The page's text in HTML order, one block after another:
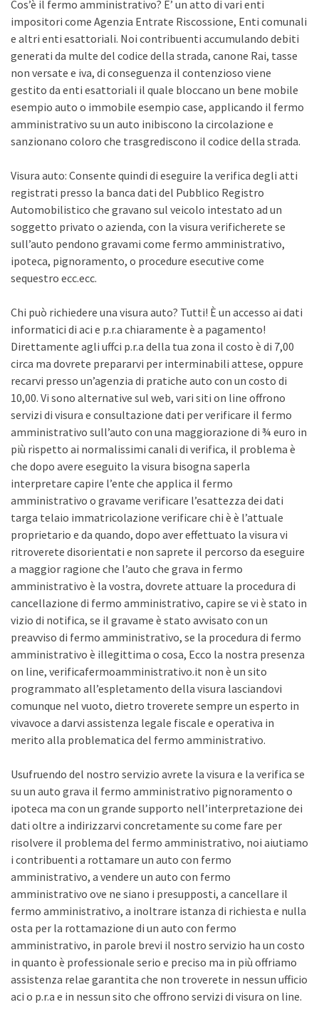
Cos’è il fermo amministrativo? E’ un atto di vari enti
impositori come Agenzia Entrate Riscossione, Enti comunali
e altri enti esattoriali. Noi contribuenti accumulando debiti
generati da multe del codice della strada, canone Rai, tasse
non versate e iva, di conseguenza il contenzioso viene
gestito da enti esattoriali il quale bloccano un bene mobile
esempio auto o immobile esempio case, applicando il fermo
amministrativo su un auto inibiscono la circolazione e
sanzionano coloro che trasgrediscono il codice della strada.
Visura auto: Consente quindi di eseguire la verifica degli atti
registrati presso la banca dati del Pubblico Registro
Automobilistico che gravano sul veicolo intestato ad un
soggetto privato o azienda, con la visura verificherete se
sull’auto pendono gravami come fermo amministrativo,
ipoteca, pignoramento, o procedure esecutive come
sequestro ecc.ecc.
Chi può richiedere una visura auto? Tutti! È un accesso ai dati
informatici di aci e p.r.a chiaramente è a pagamento!
Direttamente agli uffci p.r.a della tua zona il costo è di 7,00
circa ma dovrete prepararvi per interminabili attese, oppure
recarvi presso un’agenzia di pratiche auto con un costo di
10,00. Vi sono alternative sul web, vari siti on line offrono
servizi di visura e consultazione dati per verificare il fermo
amministrativo sull’auto con una maggiorazione di ¾ euro in
più rispetto ai normalissimi canali di verifica, il problema è
che dopo avere eseguito la visura bisogna saperla
interpretare capire l’ente che applica il fermo
amministrativo o gravame verificare l’esattezza dei dati
targa telaio immatricolazione verificare chi è è l’attuale
proprietario e da quando, dopo aver effettuato la visura vi
ritroverete disorientati e non saprete il percorso da eseguire
a maggior ragione che l’auto che grava in fermo
amministrativo è la vostra, dovrete attuare la procedura di
cancellazione di fermo amministrativo, capire se vi è stato in
vizio di notifica, se il gravame è stato avvisato con un
preavviso di fermo amministrativo, se la procedura di fermo
amministrativo è illegittima o cosa, Ecco la nostra presenza
on line, verificafermoamministrativo.it non è un sito
programmato all’espletamento della visura lasciandovi
comunque nel vuoto, dietro troverete sempre un esperto in
vivavoce a darvi assistenza legale fiscale e operativa in
merito alla problematica del fermo amministrativo.
Usufruendo del nostro servizio avrete la visura e la verifica se
su un auto grava il fermo amministrativo pignoramento o
ipoteca ma con un grande supporto nell’interpretazione dei
dati oltre a indirizzarvi concretamente su come fare per
risolvere il problema del fermo amministrativo, noi aiutiamo
i contribuenti a rottamare un auto con fermo
amministrativo, a vendere un auto con fermo
amministrativo ove ne siano i presupposti, a cancellare il
fermo amministrativo, a inoltrare istanza di richiesta e nulla
osta per la rottamazione di un auto con fermo
amministrativo, in parole brevi il nostro servizio ha un costo
in quanto è professionale serio e preciso ma in più offriamo
assistenza relae garantita che non troverete in nessun ufficio
aci o p.r.a e in nessun sito che offrono servizi di visura on line.